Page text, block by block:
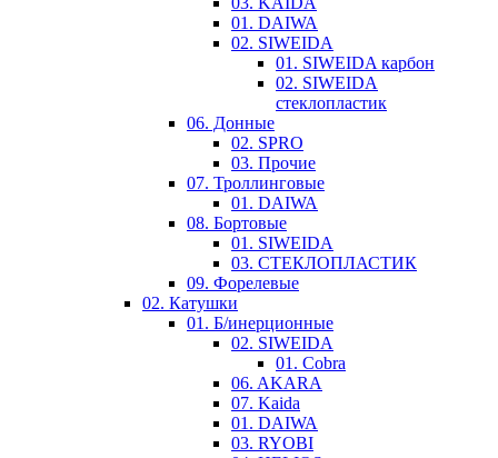
01. DAIWA
02. SIWEIDA
01. SIWEIDA карбон
02. SIWEIDA
стеклопластик
06. Донные
02. SPRO
03. Прочие
07. Троллинговые
01. DAIWA
08. Бортовые
01. SIWEIDA
03. СТЕКЛОПЛАСТИК
09. Форелевые
02. Катушки
01. Б/инерционные
02. SIWEIDA
01. Cobra
06. AKARA
07. Kaida
01. DAIWA
03. RYOBI